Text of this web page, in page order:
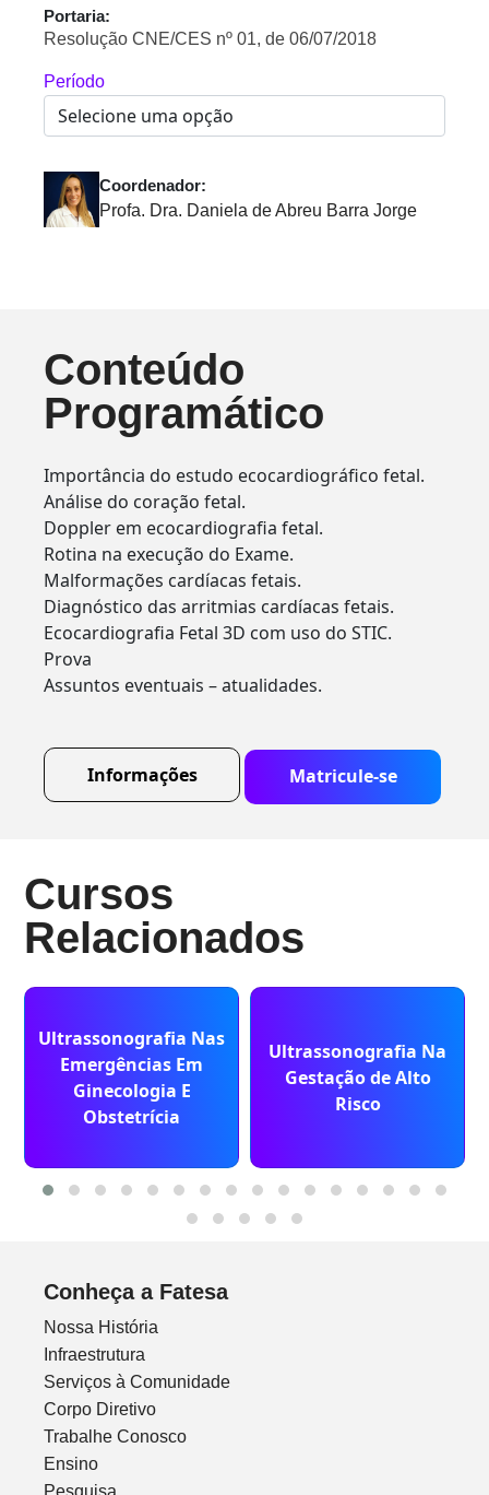
Portaria:
Resolução CNE/CES nº 01, de 06/07/2018
Período
Coordenador:
Profa. Dra. Daniela de Abreu Barra Jorge
Conteúdo
Programático
Importância do estudo ecocardiográfico fetal.
Análise do coração fetal.
Doppler em ecocardiografia fetal.
Rotina na execução do Exame.
Malformações cardíacas fetais.
Diagnóstico das arritmias cardíacas fetais.
Ecocardiografia Fetal 3D com uso do STIC.
Prova
Assuntos eventuais – atualidades.
Informações Matricule-se
Cursos
Relacionados
Ultrassonografia Nas
Emergências Em
Ginecologia E
Obstetrícia
Ultrassonografia Na
Gestação de Alto
Risco
Conheça a Fatesa
Nossa História
Infraestrutura
Serviços à Comunidade
Corpo Diretivo
Trabalhe Conosco
Ensino
Pesquisa